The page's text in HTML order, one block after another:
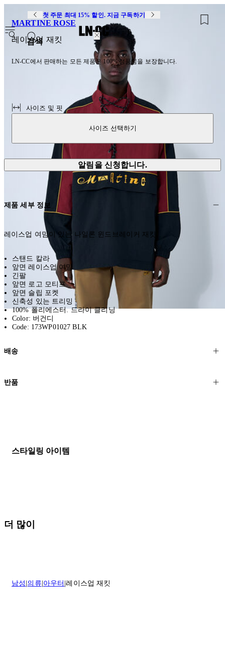
첫 주문 최대 15% 할인. 지금 구독하기
검색
0
MARTINE ROSE
레이스업 재킷
LN-CC에서 판매하는 모든 제품은 100% 정품임을 보장합니다.
사이즈 및 핏
사이즈 선택하기
알림을 신청합니다.
제품 세부 정보
레이스업 여밈이 있는 나일론 윈드브레이커 재킷.
스탠드 칼라
앞면 레이스업 여밈
긴팔
앞면 로고 모티프
앞면 슬립 포켓
신축성 있는 트리밍
100% 폴리에스터. 드라이 클리닝
Color: 버건디
Code: 173WP01027 BLK
배송
고객님의 위치에 따라 일반 배송과 익스프레스 배송을 제공합니다.
세일 기간에는 배송이 다소 지연될 수 있습니다. 궁금하신 점이 있거
나 도움이 필요하신 경우 고객센터로 문의해 주세요.
반품
스타일링 아이템
더 많이
남성 의류 아우터 레이스업 재킷